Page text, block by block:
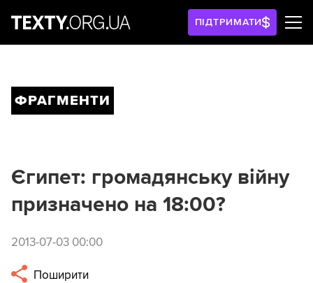
ПІДТРИМАТИ
ФРАГМЕНТИ
Єгипет: громадянську війну
призначено на 18:00?
2013-07-03 00:00
Поширити